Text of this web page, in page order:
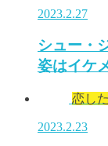
2023.2.27
シュー・
姿はイケ
恋し
2023.2.23